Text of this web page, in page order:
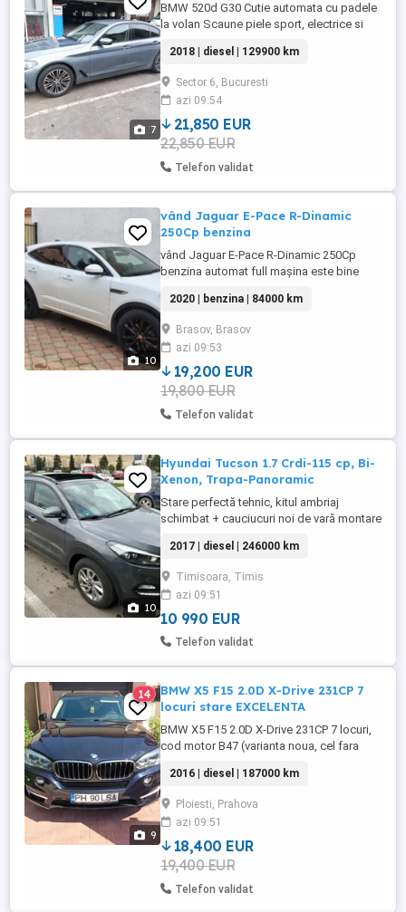
7
BMW 520d G30 Cutie automata cu padele
la volan Scaune piele sport, electrice si
keyless go Dublu climatronic Lumini
automate Lumini ambientale Franeaza
singura Cruise control Moduri de condus:
eco, comfort, sport Isofix Faruri led
Oglinzi heliomate si rabatabile ...
2018 | diesel | 129900 km
Sector 6, Bucuresti
azi 09:54
21,850 EUR
22,850 EUR
Telefon validat
10
vând Jaguar E-Pace R-Dinamic
250Cp benzina
vând Jaguar E-Pace R-Dinamic 250Cp
benzina automat full mașina este bine
autorizat km reali camera 360parcking
asist, android auto, scaune ventilate
încălzite cu reglaj electric 3memorii
asistent banda, avertizare unghi mort
oglinzi, 2chei + telecomanda cu ...
2020 | benzina | 84000 km
Brasov, Brasov
azi 09:53
19,200 EUR
19,800 EUR
Telefon validat
10
Hyundai Tucson 1.7 Crdi-115 cp, Bi-
Xenon, Trapa-Panoramic
Stare perfectă tehnic, kitul ambriaj
schimbat + cauciucuri noi de vară montare
Computer de bord - Climatronic 2 zone -
Pilot automat - Navigatie color - Scaune
fata și spate incalzite - Lane Assist -
Trapa electrica - Keyless Entry - Keyless
Go - A.B.S. - E.S.P. - ...
2017 | diesel | 246000 km
Timisoara, Timis
azi 09:51
10 990 EUR
Telefon validat
9
14
BMW X5 F15 2.0D X-Drive 231CP 7
locuri stare EXCELENTA
BMW X5 F15 2.0D X-Drive 231CP 7 locuri,
cod motor B47 (varianta noua, cel fara
masina nu are daune ascunse, detin raport
Carvertical, functioneaza ireprosabil, nu
prezinte defecte mecanice sau estetice.
Km reali 100%. Acum 2000km au fost
schimbate uleiul si filtrele. ...
2016 | diesel | 187000 km
Ploiesti, Prahova
azi 09:51
18,400 EUR
19,400 EUR
Telefon validat